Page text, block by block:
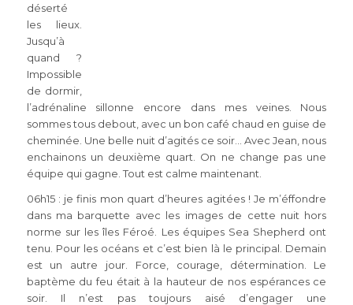
déserté
les lieux.
Jusqu’à
quand ?
Impossible
de dormir,
l’adrénaline sillonne encore dans mes veines. Nous
sommes tous debout, avec un bon café chaud en guise de
cheminée. Une belle nuit d’agités ce soir… Avec Jean, nous
enchainons un deuxième quart. On ne change pas une
équipe qui gagne. Tout est calme maintenant.
06h15 : je finis mon quart d’heures agitées ! Je m’éffondre
dans ma barquette avec les images de cette nuit hors
norme sur les îles Féroé. Les équipes Sea Shepherd ont
tenu. Pour les océans et c’est bien là le principal. Demain
est un autre jour. Force, courage, détermination. Le
baptème du feu était à la hauteur de nos espérances ce
soir. Il n’est pas toujours aisé d’engager une